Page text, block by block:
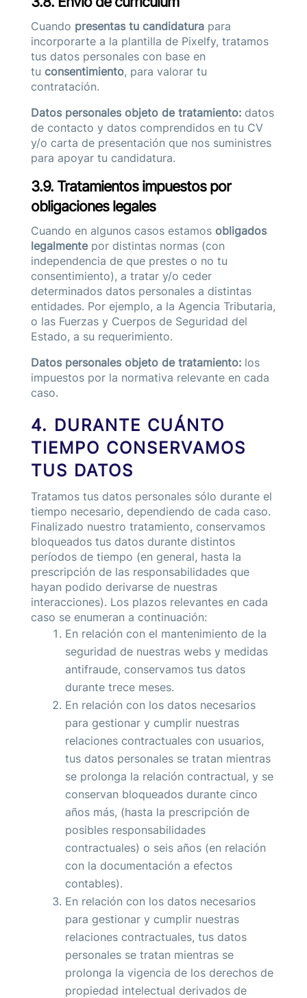
Cuando presentas tu candidatura para
incorporarte a la plantilla de Pixelfy, tratamos
tus datos personales con base en
tu consentimiento, para valorar tu
contratación.
Datos personales objeto de tratamiento: datos
de contacto y datos comprendidos en tu CV
y/o carta de presentación que nos suministres
para apoyar tu candidatura.
3.9. Tratamientos impuestos por
obligaciones legales
Cuando en algunos casos estamos obligados
legalmente por distintas normas (con
independencia de que prestes o no tu
consentimiento), a tratar y/o ceder
determinados datos personales a distintas
entidades. Por ejemplo, a la Agencia Tributaria,
o las Fuerzas y Cuerpos de Seguridad del
Estado, a su requerimiento.
Datos personales objeto de tratamiento: los
impuestos por la normativa relevante en cada
caso.
4. DURANTE CUÁNTO
TIEMPO CONSERVAMOS
TUS DATOS
Tratamos tus datos personales sólo durante el
tiempo necesario, dependiendo de cada caso.
Finalizado nuestro tratamiento, conservamos
bloqueados tus datos durante distintos
períodos de tiempo (en general, hasta la
prescripción de las responsabilidades que
hayan podido derivarse de nuestras
interacciones). Los plazos relevantes en cada
caso se enumeran a continuación:
En relación con el mantenimiento de la
seguridad de nuestras webs y medidas
antifraude, conservamos tus datos
durante trece meses.
En relación con los datos necesarios
para gestionar y cumplir nuestras
relaciones contractuales con usuarios,
tus datos personales se tratan mientras
se prolonga la relación contractual, y se
conservan bloqueados durante cinco
años más, (hasta la prescripción de
posibles responsabilidades
contractuales) o seis años (en relación
con la documentación a efectos
contables).
En relación con los datos necesarios
para gestionar y cumplir nuestras
relaciones contractuales, tus datos
personales se tratan mientras se
prolonga la vigencia de los derechos de
propiedad intelectual derivados de